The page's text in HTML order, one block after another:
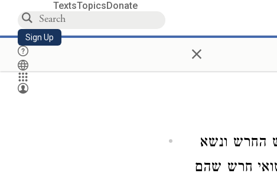
TextsTopicsDonate
Sign Up ×
החרש ונשא
חרש שהם